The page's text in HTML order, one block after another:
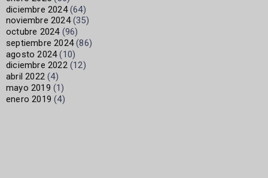
diciembre 2024(64)
noviembre 2024(35)
octubre 2024(96)
septiembre 2024(86)
agosto 2024(10)
diciembre 2022(12)
abril 2022 (4)
mayo 2019 (1)
enero 2019 (4)